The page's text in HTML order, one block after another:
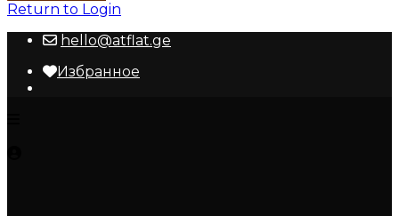
Return to Login
hello@atflat.ge
Избранное